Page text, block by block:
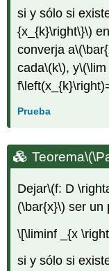
si y sólo si
{x_{k}\right\}\)
converja a
cada\(k\), y
Prueba
Teorema
Dejar\(f: D
(\bar{x}\) ser un
\[\liminf _{x
si y sólo si